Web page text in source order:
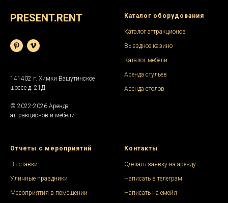
PRESENT.RENT
141402 г. Химки Вашутинское
шоссе д. 21Д
© 2022-2026 Аренда
аттракционов и мебели
Каталог оборудования
Каталог аттракционов
Выездное казино
Каталог мебели
Аренда стульев
Аренда столов
Отчеты с мероприятий
Выставки
Уличные праздники
Мероприятия в помещении
Контакты
Сделать заявку на аренду
Написать в телеграм
Написать на емейл